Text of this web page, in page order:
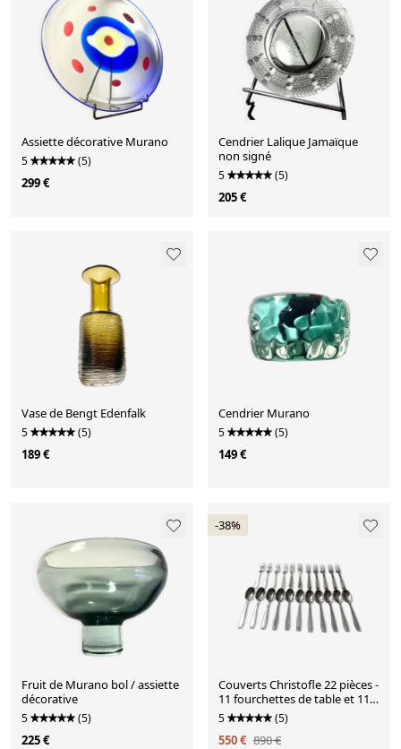
Assiette décorative Murano
5 (5)
299 €
Cendrier Lalique Jamaïque
non signé
5 (5)
205 €
Vase de Bengt Edenfalk
5 (5)
189 €
Cendrier Murano
5 (5)
149 €
Fruit de Murano bol / assiette
décorative
5 (5)
225 €
-38%
Couverts Christofle 22 pièces -
11 fourchettes de table et 11
cuillères à soupe - Art déco -
Métal argenté
5 (5)
550 € 890 €